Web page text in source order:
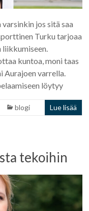
jos sitä saa
Turku tarjoaa
liikkumiseen.
kuntoa, moni taas
Aurajoen varrella.
löytyy
blogi Lue lisää
tekoihin